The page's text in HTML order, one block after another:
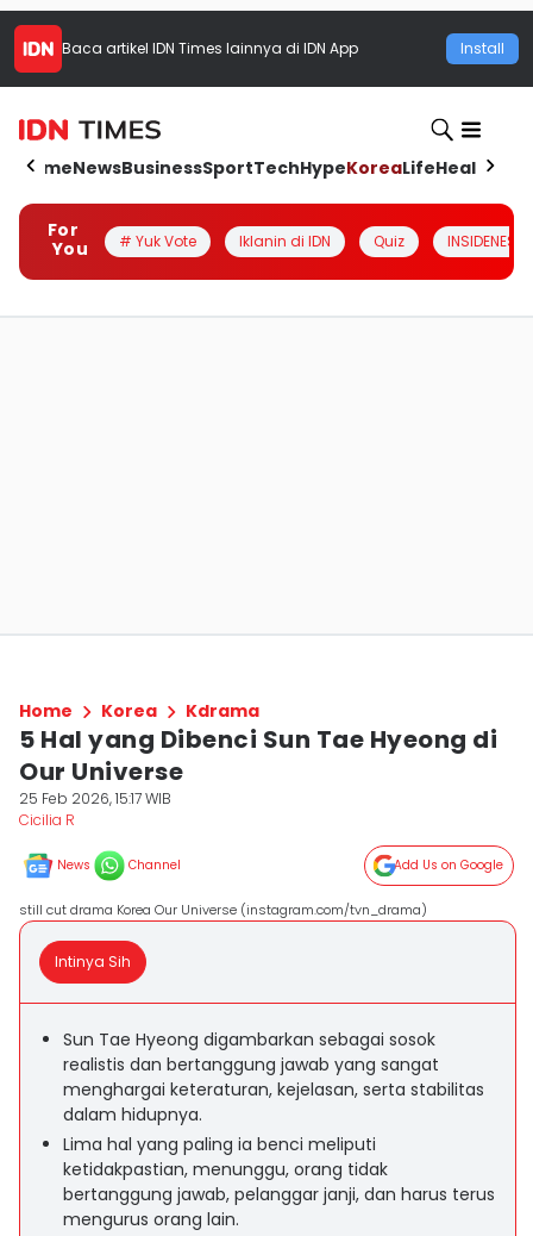
Baca artikel IDN Times lainnya di IDN App Install
HomeNewsBusinessSportTechHypeKoreaLifeHealth
For
You
# Yuk Vote Iklanin di IDN Quiz INSIDENESIA
Home Korea Kdrama
5 Hal yang Dibenci Sun Tae Hyeong di
Our Universe
25 Feb 2026, 15:17 WIB
Cicilia R
News Channel Add Us on Google
still cut drama Korea Our Universe (instagram.com/tvn_drama)
Intinya Sih
Sun Tae Hyeong digambarkan sebagai sosok
realistis dan bertanggung jawab yang sangat
menghargai keteraturan, kejelasan, serta stabilitas
dalam hidupnya.
Lima hal yang paling ia benci meliputi
ketidakpastian, menunggu, orang tidak
bertanggung jawab, pelanggar janji, dan harus terus
mengurus orang lain.